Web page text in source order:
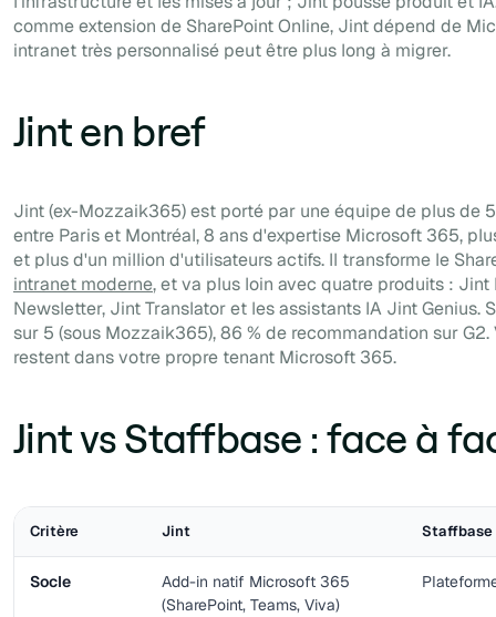
comme extension de SharePoint Online, Jint dépend de
intranet très personnalisé peut être plus long à migrer.
Jint en bref
Jint (ex-Mozzaik365) est porté par une équipe de plus de
entre Paris et Montréal, 8 ans d'expertise Microsoft 365,
et plus d'un million d'utilisateurs actifs. Il transforme le
intranet moderne, et va plus loin avec quatre produits :
Newsletter, Jint Translator et les assistants IA Jint Genius.
sur 5 (sous Mozzaik365), 86 % de recommandation sur G2.
restent dans votre propre tenant Microsoft 365.
Jint vs Staffbase : face à
Critère Jint Staffbase
Socle
Add-in natif Microsoft 365
(SharePoint, Teams, Viva)